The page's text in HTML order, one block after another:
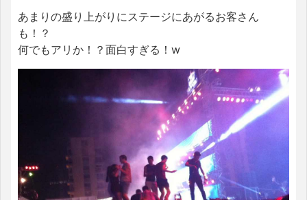
あまりの盛り上がりにステージにあがるお客さん
も！？
何でもアリか！？面白すぎる！w